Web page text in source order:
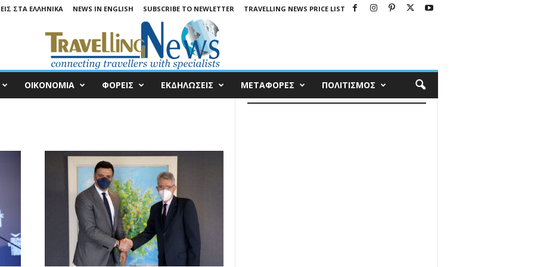
ΣΤΑ ΕΛΛΗΝΙΚΆ NEWS IN ENGLISH SUBSCRIBE TO NEWLETTER TRAVELLING NEWS PRICE LIST
ΟΙΚΟΝΟΜΙΑ ΦΟΡΕΙΣ ΕΚΔΗΛΩΣΕΙΣ ΜΕΤΑΦΟΡΕΣ ΠΟΛΙΤΙΣΜΟΣ